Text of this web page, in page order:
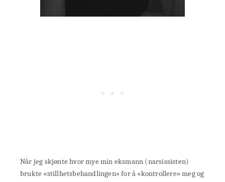
Når jeg skjønte hvor mye min eksmann (narsissisten)
brukte «stillhetsbehandlingen» for å «kontrollere» meg og